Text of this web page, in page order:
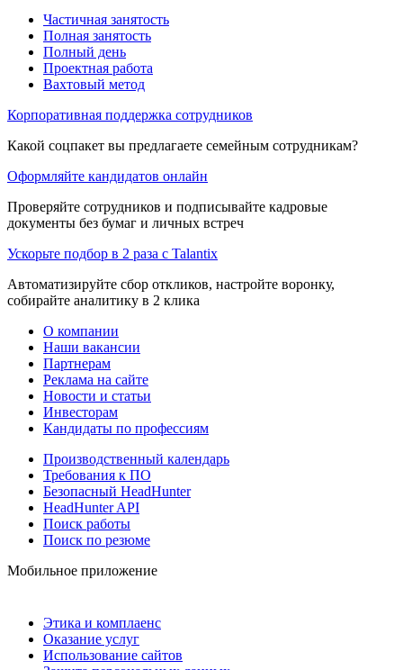
Частичная занятость
Полная занятость
Полный день
Проектная работа
Вахтовый метод
Корпоративная поддержка сотрудников
Какой соцпакет вы предлагаете семейным сотрудникам?
Оформляйте кандидатов онлайн
Проверяйте сотрудников и подписывайте кадровые
документы без бумаг и личных встреч
Ускорьте подбор в 2 раза с Talantix
Автоматизируйте сбор откликов, настройте воронку,
собирайте аналитику в 2 клика
О компании
Наши вакансии
Партнерам
Реклама на сайте
Новости и статьи
Инвесторам
Кандидаты по профессиям
Производственный календарь
Требования к ПО
Безопасный HeadHunter
HeadHunter API
Поиск работы
Поиск по резюме
Мобильное приложение
Этика и комплаенс
Оказание услуг
Использование сайтов